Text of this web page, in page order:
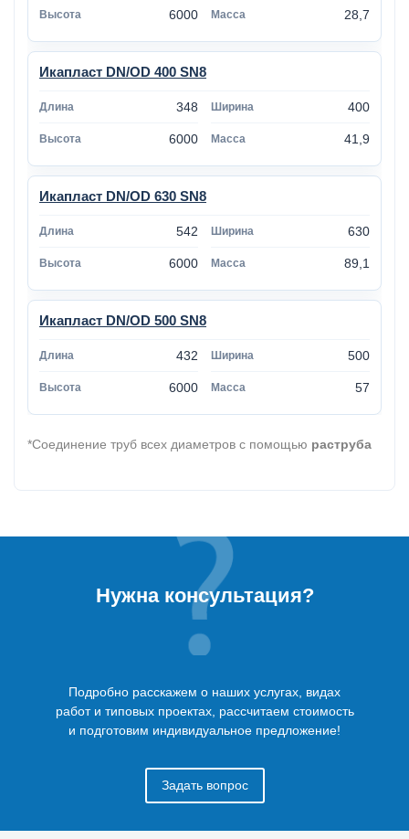
6000 28,7
Икапласт DN/OD 400 SN8
348 400
6000 41,9
Икапласт DN/OD 630 SN8
542 630
6000 89,1
Икапласт DN/OD 500 SN8
432 500
6000 57
*Соединение труб всех диаметров с помощью раструба
Нужна консультация?
Подробно расскажем о наших услугах, видах
работ и типовых проектах, рассчитаем стоимость
и подготовим индивидуальное предложение!
Задать вопрос